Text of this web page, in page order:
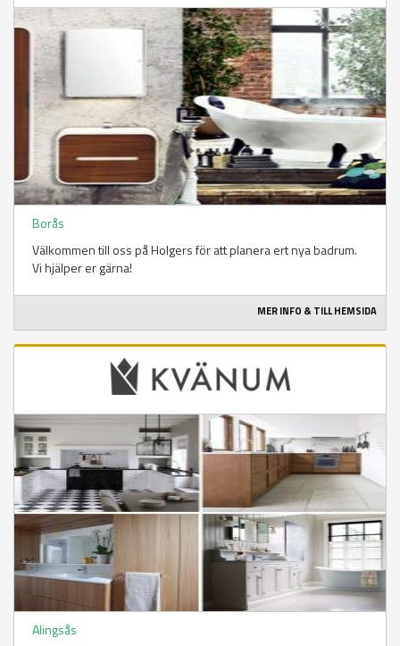
Borås
Välkommen till oss på Holgers för att planera ert nya badrum.
Vi hjälper er gärna!
MER INFO & TILL HEMSIDA
Alingsås